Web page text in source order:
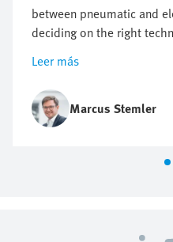
between pneumatic and
deciding on the right
application. It starts with
arise. But however useful
air reduction and
automatically point to one
Leer más
Marcus Stemler